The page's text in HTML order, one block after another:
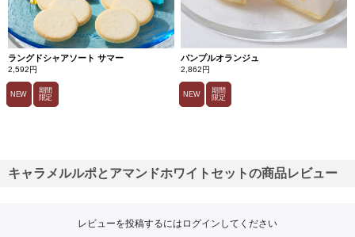
ラングドシャアソート サマー
2,592円
NEW
期間
限定
パンプルオランジュ
2,862円
NEW
期間
限定
キャラメルルポとアマンドホワイトセットの商品レビュー
レビューを投稿するには ログイン してください